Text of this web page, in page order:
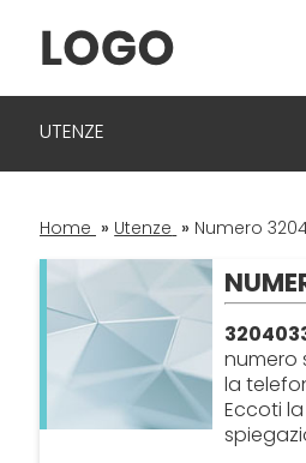
UTENZE
Home » Utenze » Numero
numero
la
Eccoti